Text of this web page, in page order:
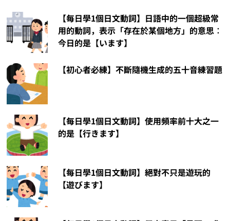
【每日學1個日文動詞】日語中的一個超級常
用的動詞，表示「存在於某個地方」的意思︰
今日的是【います】
【初心者必練】不斷隨機生成的五十音練習題
【每日學1個日文動詞】使用頻率前十大之一
的是【行きます】
【每日學1個日文動詞】絕對不只是遊玩的
【遊びます】